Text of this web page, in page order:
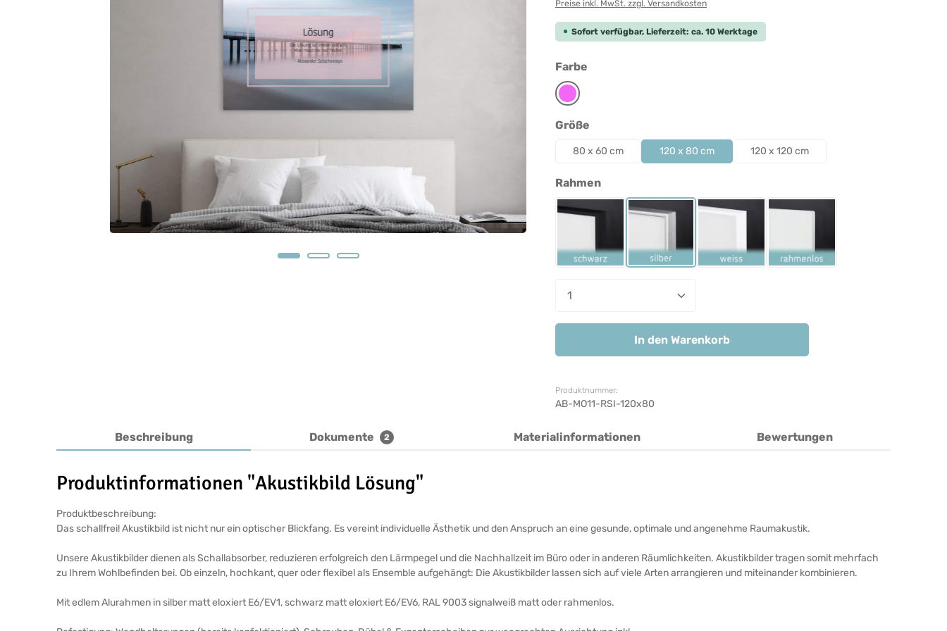
Preise inkl. MwSt. zzgl. Versandkosten
Sofort verfügbar, Lieferzeit: ca. 10 Werktage
Farbe
Pink
Größe
80 x 60 cm 120 x 80 cm 120 x 120 cm
Rahmenauswählen
Produkt Anzahl: Gib den gewünschten Wert ein
In den Warenkorb
Produktnummer:
AB-MO11-RSI-120x80
Beschreibung Dokumente 2 Materialinformationen Bewertungen
Produktinformationen "Akustikbild Lösung"
Produktbeschreibung:
Das schallfrei! Akustikbild ist nicht nur ein optischer Blickfang. Es vereint individuelle Ästhetik und den Anspruch an eine gesunde, optimale und angenehme Raumakustik.
Unsere Akustikbilder dienen als Schallabsorber, reduzieren erfolgreich den Lärmpegel und die Nachhallzeit im Büro oder in anderen Räumlichkeiten. Akustikbilder tragen somit mehrfach
zu Ihrem Wohlbefinden bei. Ob einzeln, hochkant, quer oder flexibel als Ensemble aufgehängt: Die Akustikbilder lassen sich auf viele Arten arrangieren und miteinander kombinieren.
Mit edlem Alurahmen in silber matt eloxiert E6/EV1, schwarz matt eloxiert E6/EV6, RAL 9003 signalweiß matt oder rahmenlos.